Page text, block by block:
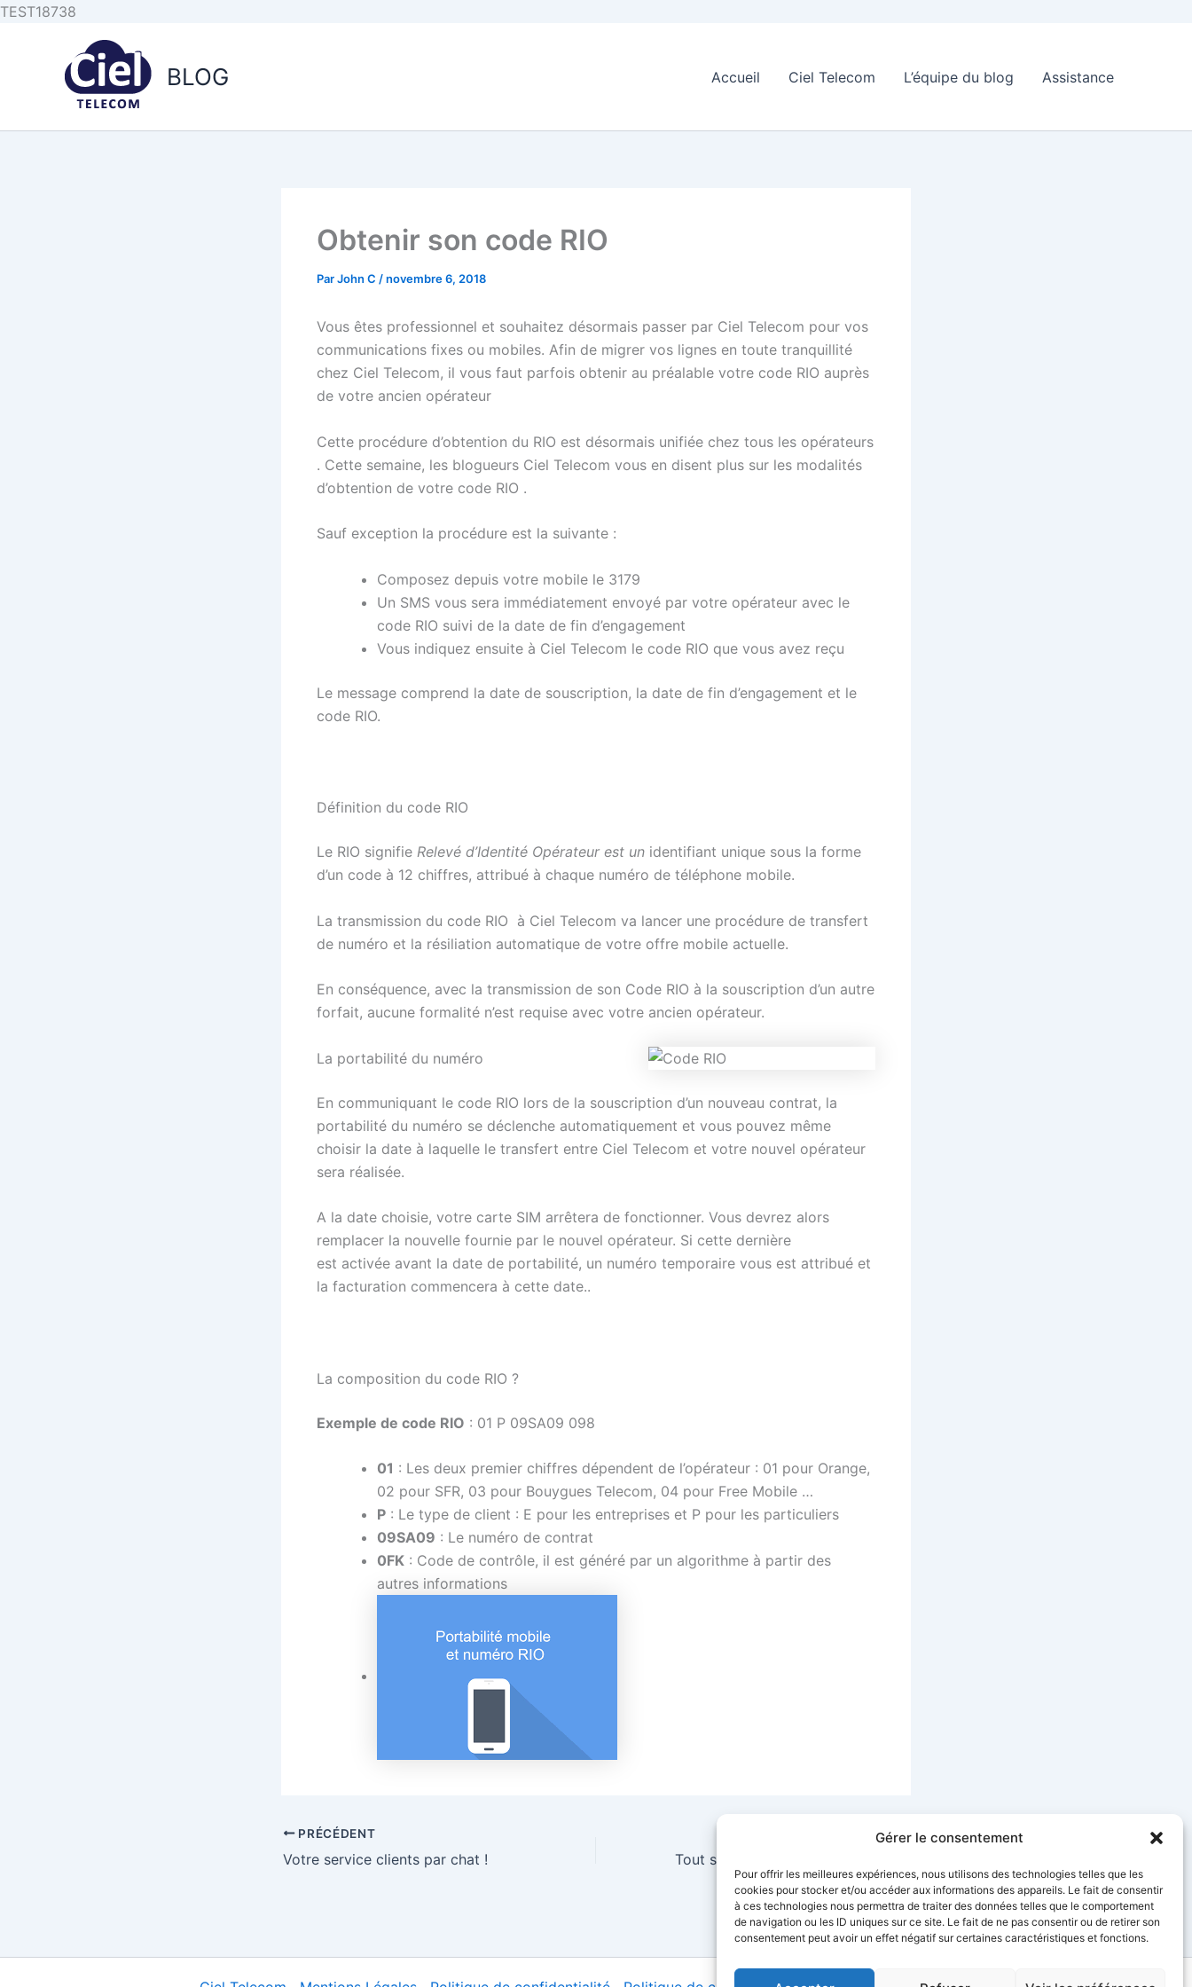
Gérer le consentement
Pour offrir les meilleures expériences, nous utilisons des technologies telles que les
cookies pour stocker et/ou accéder aux informations des appareils. Le fait de consentir
à ces technologies nous permettra de traiter des données telles que le comportement
de navigation ou les ID uniques sur ce site. Le fait de ne pas consentir ou de retirer son
consentement peut avoir un effet négatif sur certaines caractéristiques et fonctions.
TEST18738
contenu
Aller
BLOG Accueil Ciel Telecom L’équipe du blog Assistance
Obtenir son code RIO
ParJohn C /novembre 6, 2018
Vous êtes professionnel et souhaitez désormais passer par Ciel Telecom pour vos
communications fixes ou mobiles. Afin de migrer vos lignes en toute tranquillité
chez Ciel Telecom, il vous faut parfois obtenir au préalable votre code RIO auprès
de votre ancien opérateur
Cette procédure d’obtention du RIO est désormais unifiée chez tous les opérateurs
. Cette semaine, les blogueurs Ciel Telecom vous en disent plus sur les modalités
d’obtention de votre code RIO .
Sauf exception la procédure est la suivante :
Composez depuis votre mobile le 3179
Un SMS vous sera immédiatement envoyé par votre opérateur avec le
code RIO suivi de la date de fin d’engagement
Vous indiquez ensuite à Ciel Telecom le code RIO que vous avez reçu
Le message comprend la date de souscription, la date de fin d’engagement et le
code RIO.
Définition du code RIO
Le RIO signifie Relevé d’Identité Opérateur est un identifiant unique sous la forme
d’un code à 12 chiffres, attribué à chaque numéro de téléphone mobile.
La transmission du code RIO à Ciel Telecom va lancer une procédure de transfert
de numéro et la résiliation automatique de votre offre mobile actuelle.
En conséquence, avec la transmission de son Code RIO à la souscription d’un autre
forfait, aucune formalité n’est requise avec votre ancien opérateur.
La portabilité du numéro
En communiquant le code RIO lors de la souscription d’un nouveau contrat, la
portabilité du numéro se déclenche automatiquement et vous pouvez même
choisir la date à laquelle le transfert entre Ciel Telecom et votre nouvel opérateur
sera réalisée.
A la date choisie, votre carte SIM arrêtera de fonctionner. Vous devrez alors
remplacer la nouvelle fournie par le nouvel opérateur. Si cette dernière
est activée avant la date de portabilité, un numéro temporaire vous est attribué et
la facturation commencera à cette date..
La composition du code RIO ?
Exemple de code RIO : 01 P 09SA09 098
01 : Les deux premier chiffres dépendent de l’opérateur : 01 pour Orange,
02 pour SFR, 03 pour Bouygues Telecom, 04 pour Free Mobile …
P : Le type de client : E pour les entreprises et P pour les particuliers
09SA09 : Le numéro de contrat
0FK : Code de contrôle, il est généré par un algorithme à partir des
autres informations
PRÉCÉDENT
Votre service clients par chat !
SUIVANT